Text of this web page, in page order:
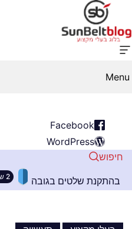
Menu
Facebook
WordPress
חיפוש
לכל: עקרונות חשובים